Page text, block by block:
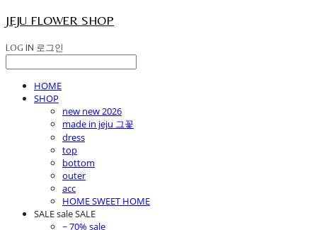
JEJU FLOWER SHOP
LOG IN 로그인
HOME
SHOP
new new 2026
made in jeju 그꽃
dress
top
bottom
outer
acc
HOME SWEET HOME
SALE sale SALE
~ 70% sale